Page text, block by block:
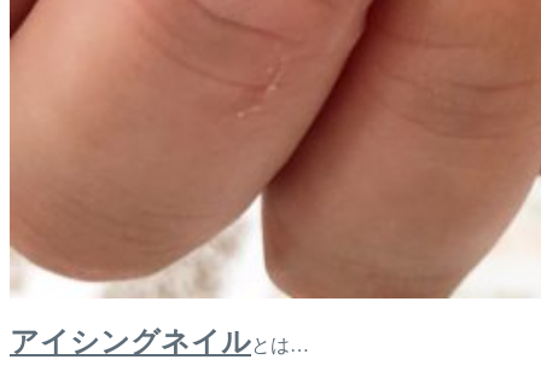
アイシングネイルとは…